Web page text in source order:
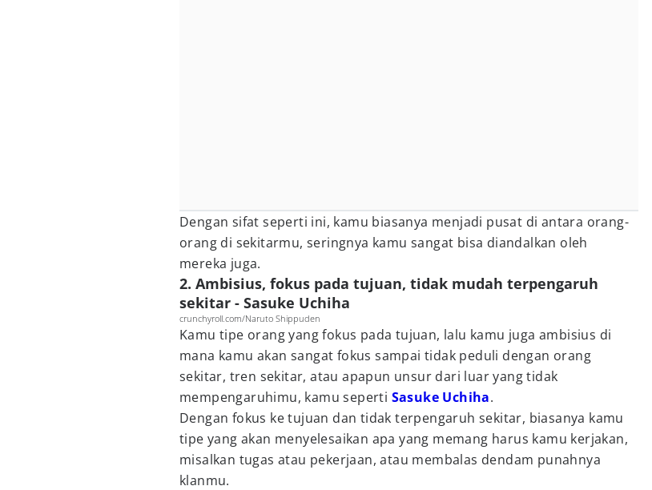
Dengan sifat seperti ini, kamu biasanya menjadi pusat di antara orang-
orang di sekitarmu, seringnya kamu sangat bisa diandalkan oleh
mereka juga.
2. Ambisius, fokus pada tujuan, tidak mudah terpengaruh
sekitar - Sasuke Uchiha
crunchyroll.com/Naruto Shippuden
Kamu tipe orang yang fokus pada tujuan, lalu kamu juga ambisius di
mana kamu akan sangat fokus sampai tidak peduli dengan orang
sekitar, tren sekitar, atau apapun unsur dari luar yang tidak
mempengaruhimu, kamu seperti Sasuke Uchiha.
Dengan fokus ke tujuan dan tidak terpengaruh sekitar, biasanya kamu
tipe yang akan menyelesaikan apa yang memang harus kamu kerjakan,
misalkan tugas atau pekerjaan, atau membalas dendam punahnya
klanmu.